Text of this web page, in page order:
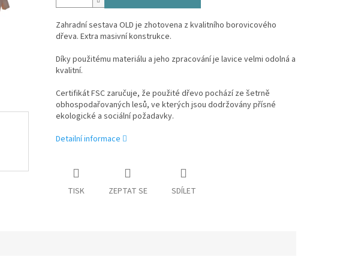
Zahradní sestava OLD je zhotovena z kvalitního borovicového
dřeva. Extra masivní konstrukce.
Díky použitému materiálu a jeho zpracování je lavice velmi odolná a
kvalitní.
Certifikát FSC zaručuje, že použité dřevo pochází ze šetrně
obhospodařovaných lesů, ve kterých jsou dodržovány přísné
ekologické a sociální požadavky.
Detailní informace
TISK ZEPTAT SE SDÍLET